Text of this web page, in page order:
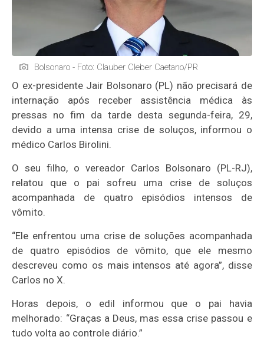
Bolsonaro - Foto: Clauber Cleber Caetano/PR
O ex-presidente Jair Bolsonaro (PL) não precisará de
internação após receber assistência médica às
pressas no fim da tarde desta segunda-feira, 29,
devido a uma intensa crise de soluços, informou o
médico Carlos Birolini.
O seu filho, o vereador Carlos Bolsonaro (PL-RJ),
relatou que o pai sofreu uma crise de soluços
acompanhada de quatro episódios intensos de
vômito.
“Ele enfrentou uma crise de soluções acompanhada
de quatro episódios de vômito, que ele mesmo
descreveu como os mais intensos até agora”, disse
Carlos no X.
Horas depois, o edil informou que o pai havia
melhorado: “Graças a Deus, mas essa crise passou e
tudo volta ao controle diário.”